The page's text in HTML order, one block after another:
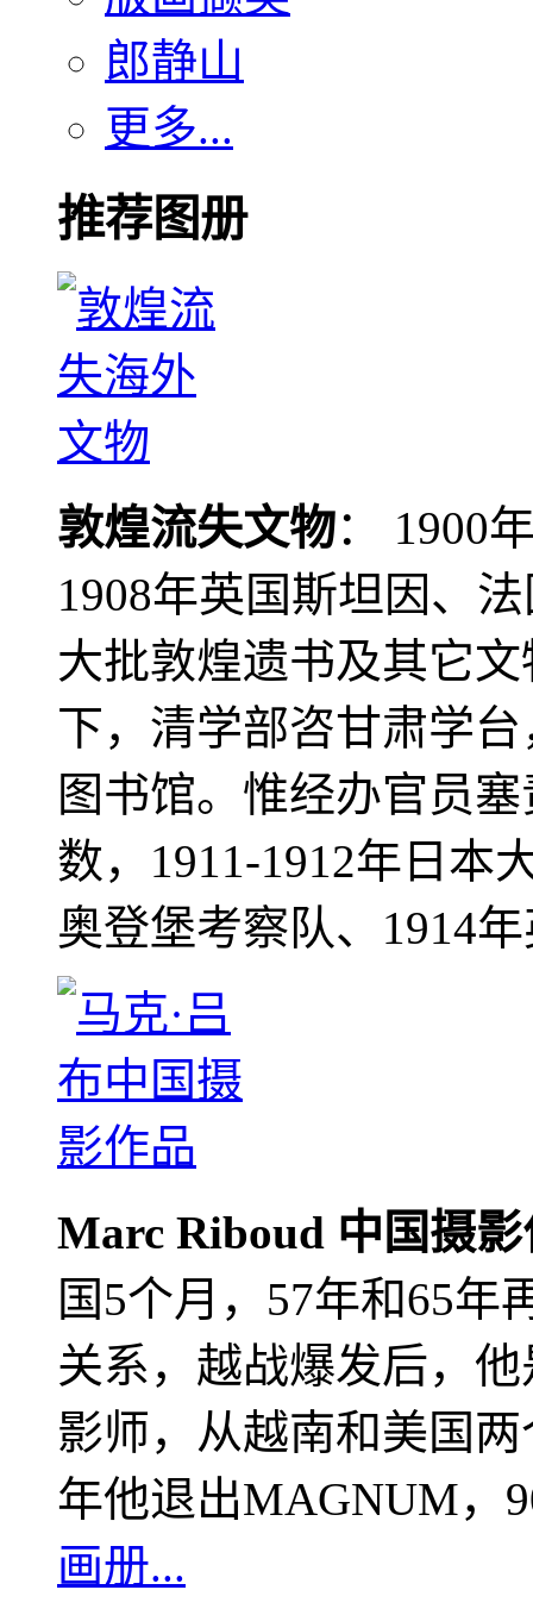
郎静山
更多...
推荐图册
敦煌流失文物： 1900
1908年英国斯坦因、
大批敦煌遗书及其它
下，清学部咨甘肃学
图书馆。惟经办官员
数，1911-1912年日本
奥登堡考察队、1914
Marc Riboud 中国摄
国5个月，57年和65年
关系，越战爆发后，
影师，从越南和美国
年他退出MAGNUM，
画册...